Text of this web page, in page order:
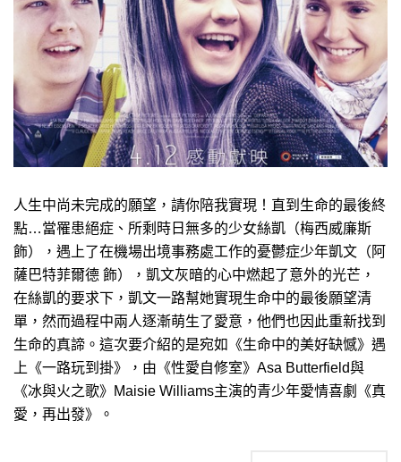
人生中尚未完成的願望，請你陪我實現！直到生命的最後終
點…當罹患絕症、所剩時日無多的少女絲凱（梅西威廉斯
飾），遇上了在機場出境事務處工作的憂鬱症少年凱文（阿
薩巴特菲爾德 飾），凱文灰暗的心中燃起了意外的光芒，
在絲凱的要求下，凱文一路幫她實現生命中的最後願望清
單，然而過程中兩人逐漸萌生了愛意，他們也因此重新找到
生命的真諦。這次要介紹的是宛如《生命中的美好缺憾》遇
上《一路玩到掛》，由《性愛自修室》Asa Butterfield與
《冰與火之歌》Maisie Williams主演的青少年愛情喜劇《真
愛，再出發》。